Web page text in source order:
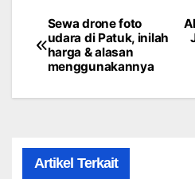
Post
navigation
Sewa drone foto
udara di Patuk, inilah
harga & alasan
menggunakannya
Artikel Terkait